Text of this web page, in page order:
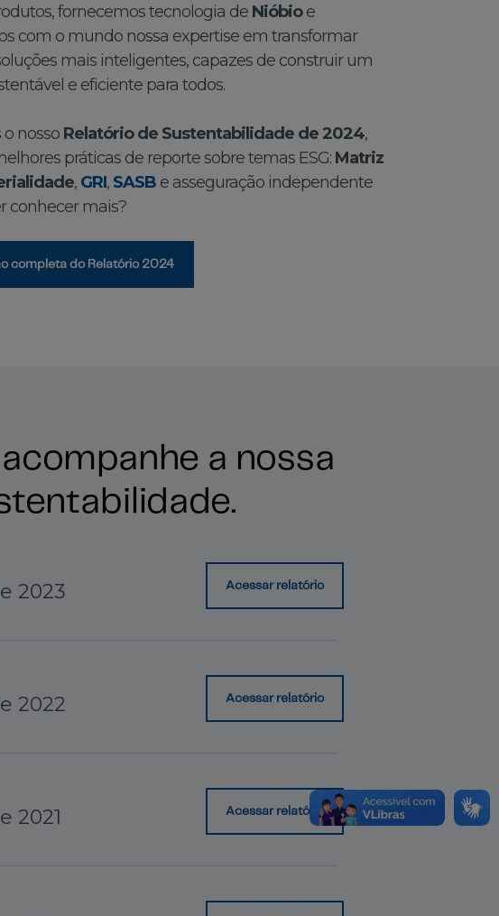
fornecemos tecnologia de Nióbioe
com o mundo nossa expertise em transformar
mais inteligentes, capazes de construir um
e eficiente para todos.
nosso Relatório de Sustentabilidade de 2024,
práticas de reporte sobre temas ESG: Matriz
, GRI, SASB e asseguração independente
conhecer mais?
completa do Relatório 2024
a nossa
2023 Acessar relatório
2022 Acessar relatório
2021 Acessar relatório